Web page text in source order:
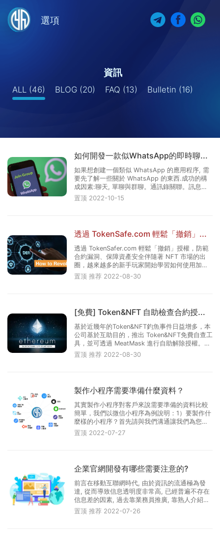
選項
資訊
ALL (46) BLOG (20) FAQ (13) Bulletin (16)
如何開發一款似WhatsApp的即時聊天
APP？
如果想創建一個類似 WhatsApp 的應用程序, 需
要先了解一些關於 WhatsApp 的東西.成功的構
成因素:聊天, 單聊與群聊。通訊錄關聯。訊息的
存儲和轉發（離線信息必達）。規範的個人事件
與消息類型。多用戶聊天。可設定的隱私政策與
置顶 2022-10-15
透過 TokenSafe.com 輕鬆「撤銷」授
權，防範合約漏洞、保障資···
透過 TokenSafer.com 輕鬆「撤銷」授權，防範
合約漏洞、保障資產安全伴隨著 NFT 市場的出
圈，越來越多的新手玩家開始學習如何使用加密
貨幣錢包。但加密產業的詐騙層出不窮，新加入
的新手即有可能因為授權惡意網站，造成資產的
置顶 推荐 2022-08-30
[免費] Token&NFT 自助檢查合約授權
服務
基於近幾年的Token&NFT釣魚事件日益增多，本
公司基於互助目的，推出 Token&NFT免費自查工
具，並可透過 MeatMask 進行自助解除授權。申
明：該工具不會記錄任何信息，查詢所使用的數
據均來自於鏈上數據。URL：
置顶 推荐 2022-08-30
製作小程序需要準備什麼資料？
其實製作小程序對客戶來說需要準備的資料比較
簡單，我們以微信小程序為例說明：1）要製作什
麼樣的小程序？首先請與我們溝通讓我們為您的
小程序策劃案出謀劃策。其次制定完整的小程序
專案。2）請準備好以下資料準備進行小程序的平
置顶 2022-07-27
企業官網開發有哪些需要注意的?
前言在移動互聯網時代, 由於資訊的流通極為發
達, 從而導致信息透明度非常高, 已經普遍不存在
信息差的因素, 過去靠業務員推廣, 靠熟人介紹的
對接方式已經顯得不是那麼重要了. 而由於信息的
高速流通又引起了更加激烈的競爭, 而此時企業對
置顶 推荐 2022-07-26